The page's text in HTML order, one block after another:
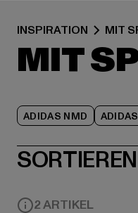
INSPIRATION MIT
MIT
ADIDAS NMD
2 ARTIKEL